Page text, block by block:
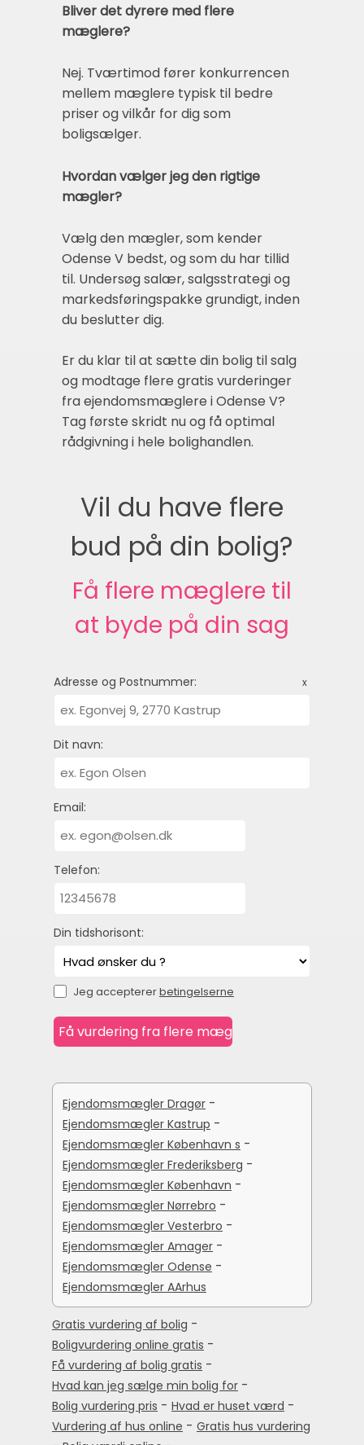
Bliver det dyrere med flere
mæglere?
Nej. Tværtimod fører konkurrencen
mellem mæglere typisk til bedre
priser og vilkår for dig som
boligsælger.
Hvordan vælger jeg den rigtige
mægler?
Vælg den mægler, som kender
Odense V bedst, og som du har tillid
til. Undersøg salær, salgsstrategi og
markedsføringspakke grundigt, inden
du beslutter dig.
Er du klar til at sætte din bolig til salg
og modtage flere gratis vurderinger
fra ejendomsmæglere i Odense V?
Tag første skridt nu og få optimal
rådgivning i hele bolighandlen.
Vil du have flere
bud på din bolig?
Få flere mæglere til
at byde på din sag
Adresse og Postnummer: x
Dit navn:
Email:
Telefon:
Din tidshorisont:
Jeg acceptererbetingelserne
Ejendomsmægler Dragør -
Ejendomsmægler Kastrup -
Ejendomsmægler København s -
Ejendomsmægler Frederiksberg -
Ejendomsmægler København -
Ejendomsmægler Nørrebro -
Ejendomsmægler Vesterbro -
Ejendomsmægler Amager -
Ejendomsmægler Odense -
Ejendomsmægler AArhus
Gratis vurdering af bolig -
Boligvurdering online gratis -
Få vurdering af bolig gratis -
Hvad kan jeg sælge min bolig for -
Bolig vurdering pris - Hvad er huset værd -
Vurdering af hus online - Gratis hus vurdering